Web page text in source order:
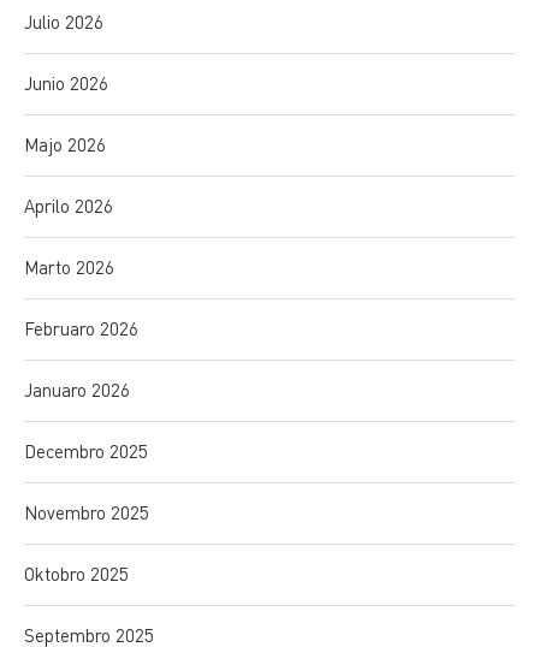
Julio 2026
Junio 2026
Majo 2026
Aprilo 2026
Marto 2026
Februaro 2026
Januaro 2026
Decembro 2025
Novembro 2025
Oktobro 2025
Septembro 2025